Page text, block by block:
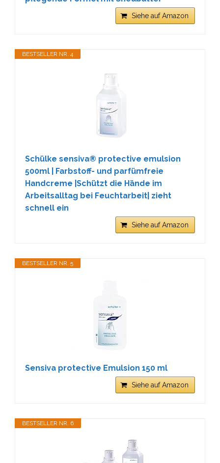
Siehe auf Amazon
BESTSELLER NR. 4
Schülke sensiva® protective emulsion
500ml | Farbstoff- und parfümfreie
Handcreme |Schützt die Hände im
Arbeitsalltag bei Feuchtarbeit| zieht
schnell ein
Siehe auf Amazon
BESTSELLER NR. 5
Sensiva protective Emulsion 150 ml
Siehe auf Amazon
BESTSELLER NR. 6